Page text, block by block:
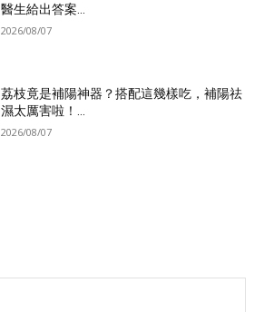
醫生給出答案...
2026/08/07
荔枝竟是補陽神器？搭配這幾樣吃，補陽祛
濕太厲害啦！...
2026/08/07